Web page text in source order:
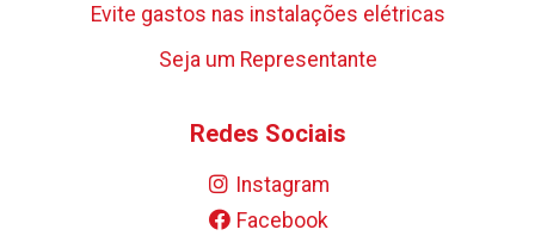
Evite gastos nas instalações elétricas
Seja um Representante
Redes Sociais
Instagram
Facebook